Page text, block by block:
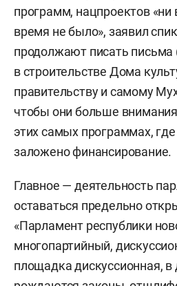
программ, нацпроектов «ни
время не было», заявил
продолжают писать
в строительстве Дома
правительству и самому
чтобы они больше
этих самых программах,
заложено финансирование.
Главное — деятельность
оставаться предельно
«Парламент республики
многопартийный,
площадка дискуссионная, в